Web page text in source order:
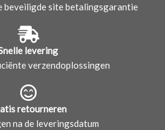
beveiligde site betalingsgarantie
levering
verzendoplossingen
retourneren
na de leveringsdatum